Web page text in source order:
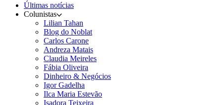
Últimas notícias
Colunistas
Lilian Tahan
Blog do Noblat
Carlos Carone
Andreza Matais
Claudia Meireles
Fábia Oliveira
Dinheiro & Negócios
Igor Gadelha
Ilca Maria Estevão
Isadora Teixeira